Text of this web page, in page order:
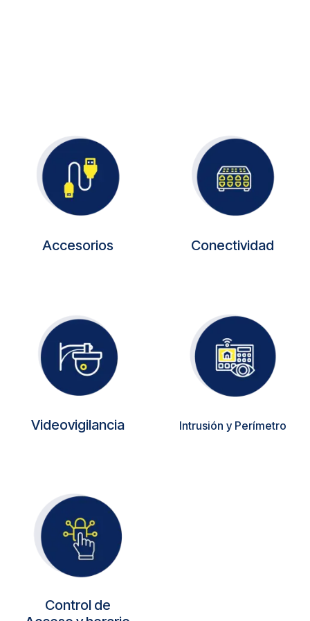
Accesorios Conectividad
Videovigilancia Intrusión y Perímetro
Control de